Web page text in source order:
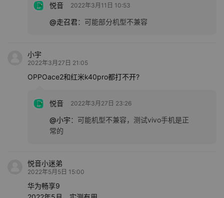
悦音 2022年3月11日 10:53
@走召君： 可能部分机型不兼容
小宇
2022年3月27日 21:05
OPPOace2和红米k40pro都打不开?
悦音 2022年3月27日 23:26
@小宇： 可能机型不兼容，测试vivo手机是正
常的
悦音小迷弟
2022年5月5日 15:00
华为畅享9